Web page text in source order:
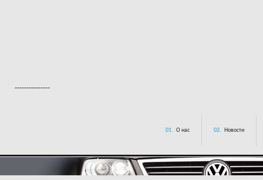
---------------
01. О нас 02. Новости